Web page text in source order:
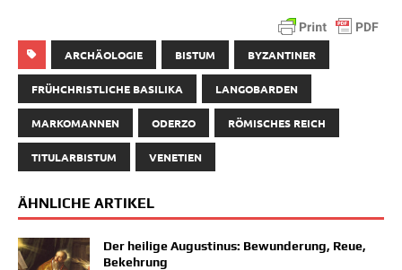
ARCHÄOLOGIE BISTUM BYZANTINER
FRÜHCHRISTLICHE BASILIKA LANGOBARDEN
MARKOMANNEN ODERZO RÖMISCHES REICH
TITULARBISTUM VENETIEN
ÄHNLICHE ARTIKEL
Der heilige Augustinus: Bewunderung, Reue,
Bekehrung